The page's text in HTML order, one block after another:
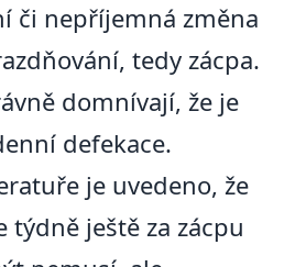
či nepříjemná změna
tedy zácpa.
domnívají, že je
defekace.
je uvedeno, že
týdně ještě za zácpu